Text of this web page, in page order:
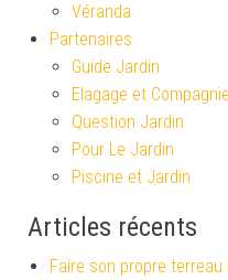
Véranda
Partenaires
Guide Jardin
Elagage et Compagnie
Question Jardin
Pour Le Jardin
Piscine et Jardin
Articles récents
Faire son propre